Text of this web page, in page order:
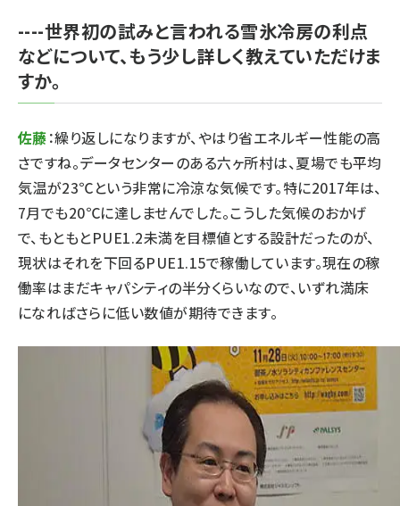
----世界初の試みと言われる雪氷冷房の利点
などについて、もう少し詳しく教えていただけま
すか。
佐藤：繰り返しになりますが、やはり省エネルギー性能の高
さですね。データセンターのある六ヶ所村は、夏場でも平均
気温が23℃という非常に冷涼な気候です。特に2017年は、
7月でも20℃に達しませんでした。こうした気候のおかげ
で、もともとPUE1.2未満を目標値とする設計だったのが、
現状はそれを下回るPUE1.15で稼働しています。現在の稼
働率はまだキャパシティの半分くらいなので、いずれ満床
になればさらに低い数値が期待できます。